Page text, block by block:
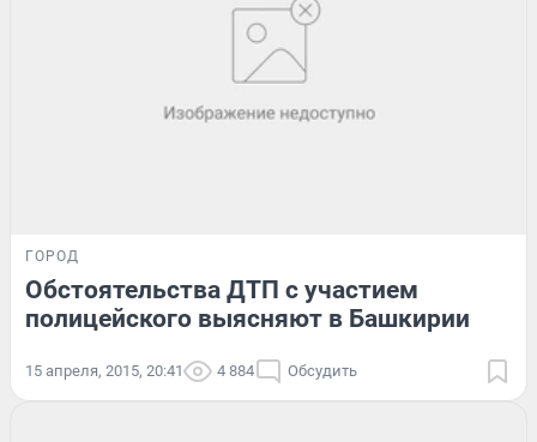
ГОРОД
Обстоятельства ДТП с участием
полицейского выясняют в Башкирии
15 апреля, 2015, 20:41 4 884 Обсудить